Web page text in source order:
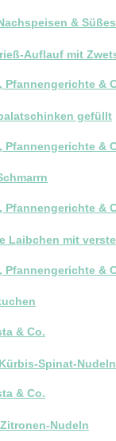
& Süßes
Auflauf mit
Pfannengerichte &
gefüllt
Pfannengerichte &
Pfannengerichte &
Laibchen mit
Pfannengerichte &
& Co.
Spinat-Nudeln
& Co.
Nudeln